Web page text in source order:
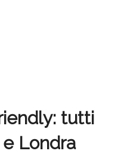
tutti
Londra